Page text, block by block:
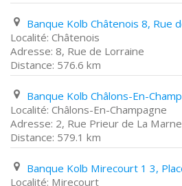
Châtenois
8, Rue de Lorraine
576.6 km
Châlons-En-Champagne
2, Rue Prieur de La Marne
579.1 km
Mirecourt